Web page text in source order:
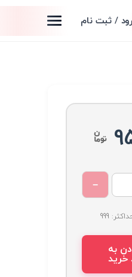
/ ثبت نام
−
به
خرید